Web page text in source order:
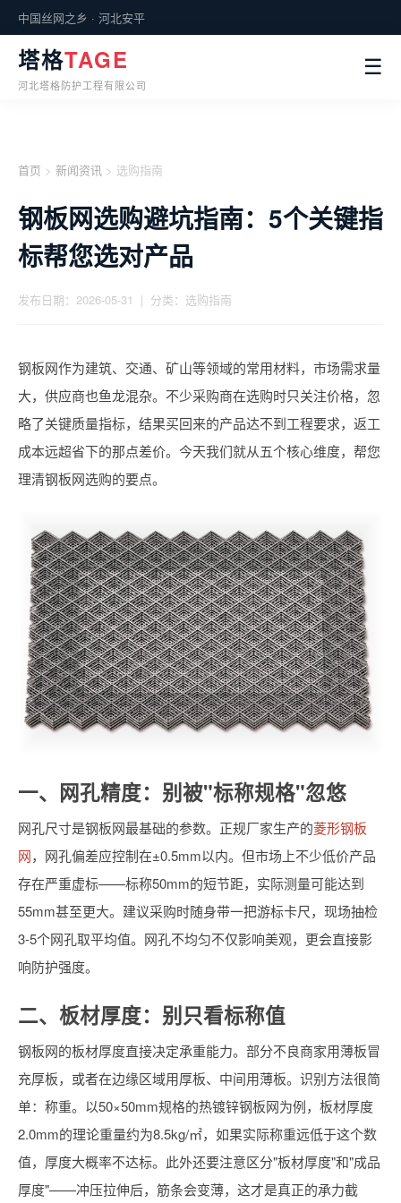
中国丝网之乡 · 河北安平
塔格TAGE
河北塔格防护工程有限公司
☰
首页 > 新闻资讯 > 选购指南
钢板网选购避坑指南：5个关键指
标帮您选对产品
发布日期：2026-05-31 | 分类：选购指南
钢板网作为建筑、交通、矿山等领域的常用材料，市场需求量
大，供应商也鱼龙混杂。不少采购商在选购时只关注价格，忽
略了关键质量指标，结果买回来的产品达不到工程要求，返工
成本远超省下的那点差价。今天我们就从五个核心维度，帮您
理清钢板网选购的要点。
一、网孔精度：别被"标称规格"忽悠
网孔尺寸是钢板网最基础的参数。正规厂家生产的菱形钢板
网，网孔偏差应控制在±0.5mm以内。但市场上不少低价产品
存在严重虚标——标称50mm的短节距，实际测量可能达到
55mm甚至更大。建议采购时随身带一把游标卡尺，现场抽检
3-5个网孔取平均值。网孔不均匀不仅影响美观，更会直接影
响防护强度。
二、板材厚度：别只看标称值
钢板网的板材厚度直接决定承重能力。部分不良商家用薄板冒
充厚板，或者在边缘区域用厚板、中间用薄板。识别方法很简
单：称重。以50×50mm规格的热镀锌钢板网为例，板材厚度
2.0mm的理论重量约为8.5kg/㎡，如果实际称重远低于这个数
值，厚度大概率不达标。此外还要注意区分"板材厚度"和"成品
厚度"——冲压拉伸后，筋条会变薄，这才是真正的承力截